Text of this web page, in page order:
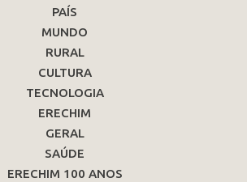
PAÍS
MUNDO
RURAL
CULTURA
TECNOLOGIA
ERECHIM
GERAL
SAÚDE
ERECHIM 100 ANOS